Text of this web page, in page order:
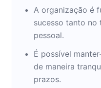
A organização é
sucesso tanto no
pessoal.
É possível
de maneira
prazos.